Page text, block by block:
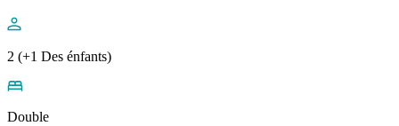
2 (+1 Des énfants)
Double